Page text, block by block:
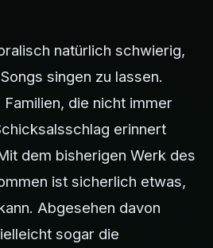
natürlich schwierig,
singen zu lassen.
die nicht immer
erinnert
dem bisherigen Werk des
ist sicherlich etwas,
Abgesehen davon
sogar die